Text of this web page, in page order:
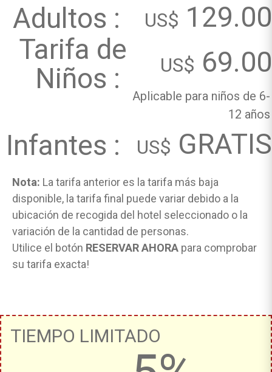
Adultos : US$ 129.00
Tarifa de
Niños :
US$ 69.00
Aplicable para niños de 6-
12 años
Infantes : US$ GRATIS
Nota: La tarifa anterior es la tarifa más baja
disponible, la tarifa final puede variar debido a la
ubicación de recogida del hotel seleccionado o la
variación de la cantidad de personas.
Utilice el botón RESERVAR AHORA para comprobar
su tarifa exacta!
TIEMPO LIMITADO